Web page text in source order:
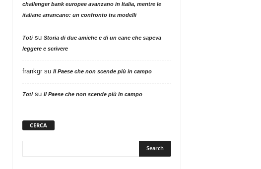
challenger bank europee avanzano in Italia, mentre le
italiane arrancano: un confronto tra modelli
Totisu Storia di due amiche e di un cane che sapeva
leggere e scrivere
frankgrsu Il Paese che non scende più in campo
Totisu Il Paese che non scende più in campo
CERCA